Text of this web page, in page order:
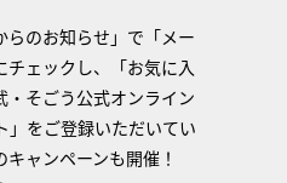
らのお知らせ」で「メー
チェックし、「お気に入
・そごう公式オンライン
」をご登録いただいてい
ャンペーンも開催！